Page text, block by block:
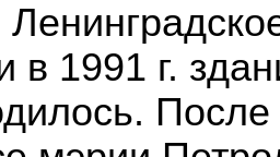
в 1991 г.
После